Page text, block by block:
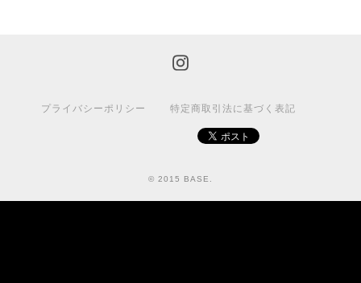
プライバシーポリシー 特定商取引法に基づく表記
© 2015 BASE.